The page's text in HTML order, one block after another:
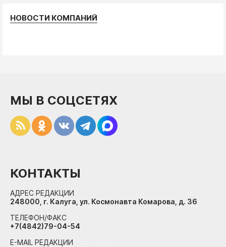
НОВОСТИ КОМПАНИЙ
МЫ В СОЦСЕТЯХ
КОНТАКТЫ
АДРЕС РЕДАКЦИИ
248000, г. Калуга, ул. Космонавта Комарова, д. 36
ТЕЛЕФОН/ФАКС
+7(4842)79-04-54
E-MAIL РЕДАКЦИИ